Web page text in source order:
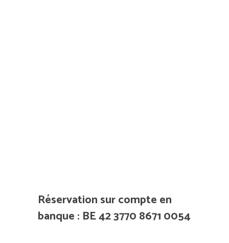
Réservation sur compte en
banque : BE 42 3770 8671 0054